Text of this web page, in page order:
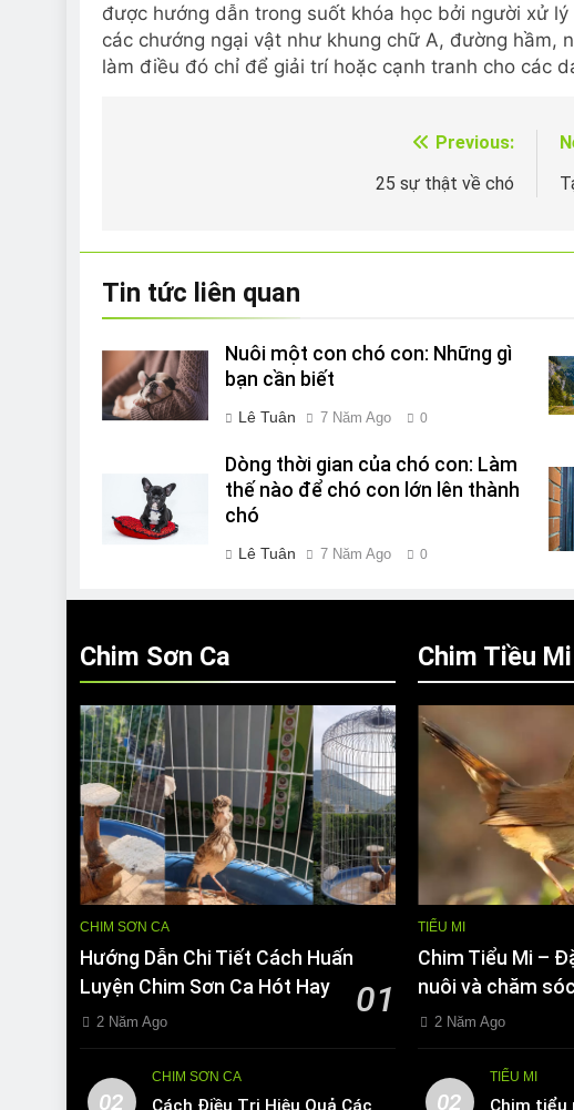
được hướng dẫn trong suốt khóa học bởi người xử
các chướng ngại vật như khung chữ A, đường hầm,
làm điều đó chỉ để giải trí hoặc cạnh tranh cho các
Previous:
25 sự thật về chó
Tin tức liên quan
Nuôi một con chó con: Những gì
bạn cần biết
Lê Tuân 7 Năm Ago 0
Dòng thời gian của chó con: Làm
thế nào để chó con lớn lên thành
chó
Lê Tuân 7 Năm Ago 0
Chim Sơn Ca
CHIM SƠN CA
Hướng Dẫn Chi Tiết Cách Huấn
Luyện Chim Sơn Ca Hót Hay
01
2 Năm Ago
02
CHIM SƠN CA
Cách Điều Trị Hiệu Quả Các
Chim Tiều Mi
TIỂU MI
Chim Tiểu Mi –
nuôi và chăm
2 Năm Ago
02
TIỂU MI
Chim tiểu